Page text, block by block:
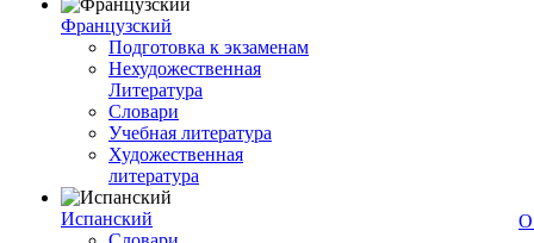
Французский
Подготовка к экзаменам
Нехудожественная
Литература
Словари
Учебная литература
Художественная
литература
Испанский
О